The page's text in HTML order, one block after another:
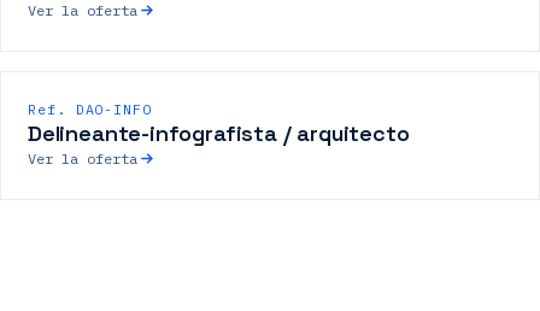
Ver la oferta
Ref. DAO-INFO
Delineante-infografista / arquitecto
Ver la oferta